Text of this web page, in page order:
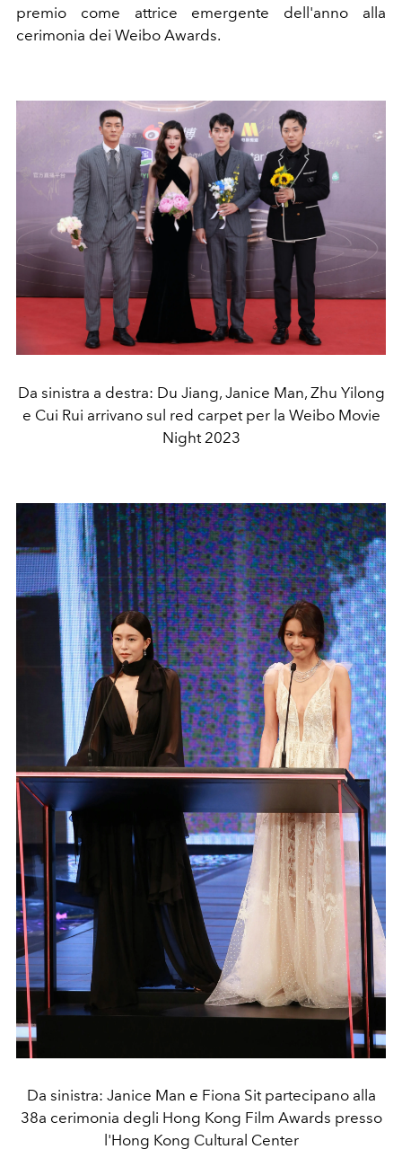
premio come attrice emergente dell'anno alla
cerimonia dei Weibo Awards.
Da sinistra a destra: Du Jiang, Janice Man, Zhu Yilong
e Cui Rui arrivano sul red carpet per la Weibo Movie
Night 2023
Da sinistra: Janice Man e Fiona Sit partecipano alla
38a cerimonia degli Hong Kong Film Awards presso
l'Hong Kong Cultural Center